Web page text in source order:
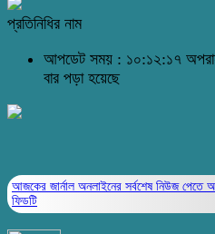
প্রতিনিধির নাম
আপডেট সময় : ১০:১২:১৭
বার পড়া হয়েছে
আজকের জার্নাল অনলাইনের সর্বশেষ নিউজ পেতে
ফিডটি